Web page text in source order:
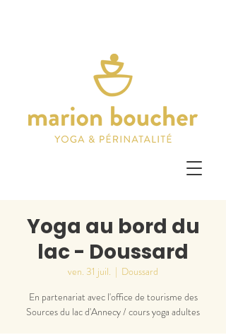
Yoga au bord du
lac - Doussard
ven. 31 juil.
  |
Doussard
En partenariat avec l'office de tourisme des
Sources du lac d'Annecy / cours yoga adultes